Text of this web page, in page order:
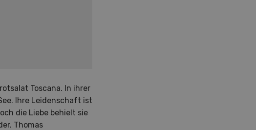
Toscana. In ihrer
Ihre Leidenschaft ist
die Liebe behielt sie
Thomas